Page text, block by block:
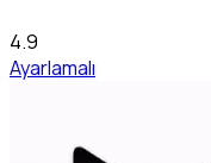
4.9
Ayarlamalı